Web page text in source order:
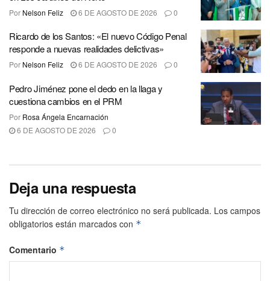
Por Nelson Feliz 6 DE AGOSTO DE 2026 0
Ricardo de los Santos: «El nuevo Código Penal
responde a nuevas realidades delictivas»
Por Nelson Feliz 6 DE AGOSTO DE 2026 0
Pedro Jiménez pone el dedo en la llaga y
cuestiona cambios en el PRM
Por Rosa Ángela Encarnación
6 DE AGOSTO DE 2026
0
Deja una respuesta
Tu dirección de correo electrónico no será publicada. Los campos
obligatorios están marcados con *
Comentario *